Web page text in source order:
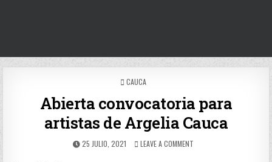
POSTED
CAUCA
Abierta convocatoria para
artistas de Argelia Cauca
PUBLISHED
25 JULIO, 2021 LEAVE A COMMENTON